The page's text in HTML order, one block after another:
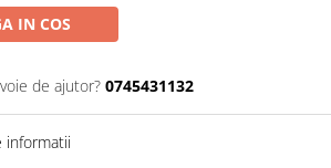
IN COS
de ajutor? 0745431132
informatii